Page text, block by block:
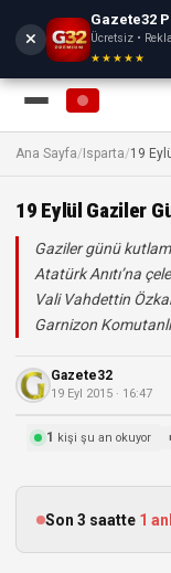
Gazete32
Ücretsiz •
★★★★★
Ana Sayfa/ Isparta/19
19 Eylül Gaziler
Gaziler günü
Atatürk Anıtı’na
Vali Vahdettin
Garnizon
Gazete32
19 Eyl 2015 · 16:47
1 kişi şu an okuyor
Son 3 saatte 1